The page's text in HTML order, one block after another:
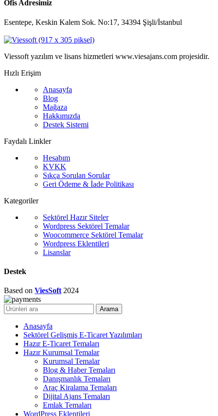
Ofis Adresimiz
Esentepe, Keskin Kalem Sok. No:17, 34394 Şişli/İstanbul
Viessoft yazılım ve lisans hizmetleri www.viesajans.com projesidir.
Hızlı Erişim
Anasayfa
Blog
Mağaza
Hakkımızda
Destek Sistemi
Faydalı Linkler
Hesabım
KVKK
Sıkça Sorulan Sorular
Geri Ödeme & İade Politikası
Kategoriler
Sektörel Hazır Siteler
Wordpress Sektörel Temalar
Woocommerce Sektörel Temalar
Wordpress Eklentileri
Lisanslar
Destek
Based on ViesSoft 2024
Arama
Anasayfa
Sektörel Gelişmiş E-Ticaret Yazılımları
Hazır E-Ticaret Temaları
Hazır Kurumsal Temalar
Kurumsal Temalar
Blog & Haber Temaları
Danışmanlık Temaları
Araç Kiralama Temaları
Dijital Ajans Temaları
Emlak Temaları
WordPress Eklentileri